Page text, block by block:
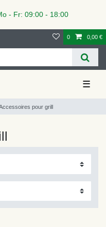
- Fr: 09:00 - 18:00
0 0,00 €
☰
pour grill